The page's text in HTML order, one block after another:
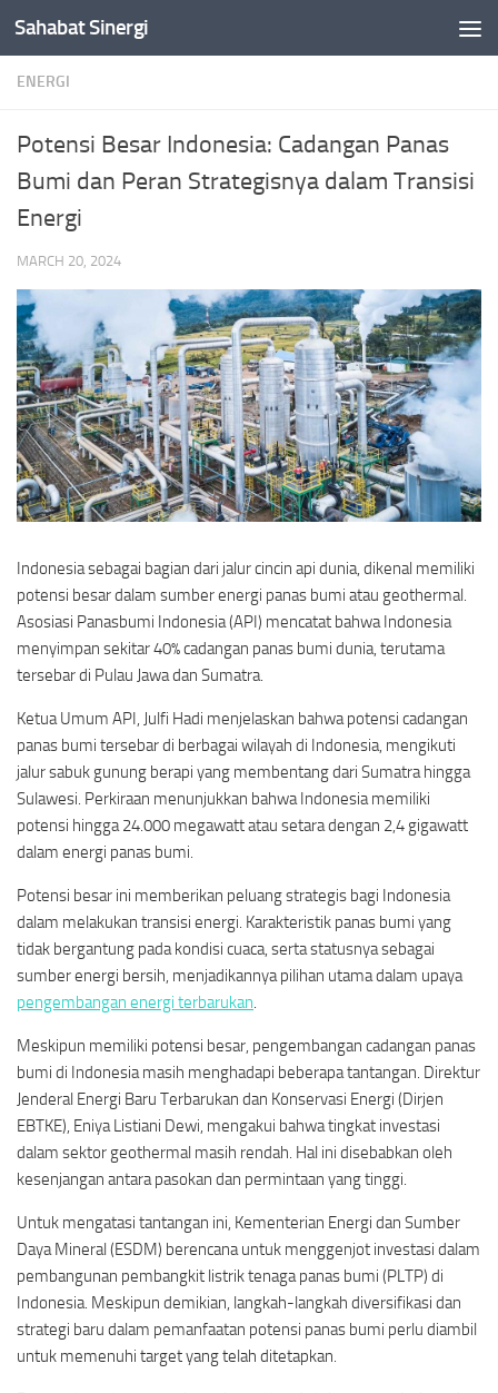
Skip to content
Sahabat Sinergi
ENERGI
Potensi Besar Indonesia: Cadangan Panas
Bumi dan Peran Strategisnya dalam Transisi
Energi
MARCH 20, 2024
Indonesia sebagai bagian dari jalur cincin api dunia, dikenal memiliki
potensi besar dalam sumber energi panas bumi atau geothermal.
Asosiasi Panasbumi Indonesia (API) mencatat bahwa Indonesia
menyimpan sekitar 40% cadangan panas bumi dunia, terutama
tersebar di Pulau Jawa dan Sumatra.
Ketua Umum API, Julfi Hadi menjelaskan bahwa potensi cadangan
panas bumi tersebar di berbagai wilayah di Indonesia, mengikuti
jalur sabuk gunung berapi yang membentang dari Sumatra hingga
Sulawesi. Perkiraan menunjukkan bahwa Indonesia memiliki
potensi hingga 24.000 megawatt atau setara dengan 2,4 gigawatt
dalam energi panas bumi.
Potensi besar ini memberikan peluang strategis bagi Indonesia
dalam melakukan transisi energi. Karakteristik panas bumi yang
tidak bergantung pada kondisi cuaca, serta statusnya sebagai
sumber energi bersih, menjadikannya pilihan utama dalam upaya
pengembangan energi terbarukan.
Meskipun memiliki potensi besar, pengembangan cadangan panas
bumi di Indonesia masih menghadapi beberapa tantangan. Direktur
Jenderal Energi Baru Terbarukan dan Konservasi Energi (Dirjen
EBTKE), Eniya Listiani Dewi, mengakui bahwa tingkat investasi
dalam sektor geothermal masih rendah. Hal ini disebabkan oleh
kesenjangan antara pasokan dan permintaan yang tinggi.
Untuk mengatasi tantangan ini, Kementerian Energi dan Sumber
Daya Mineral (ESDM) berencana untuk menggenjot investasi dalam
pembangunan pembangkit listrik tenaga panas bumi (PLTP) di
Indonesia. Meskipun demikian, langkah-langkah diversifikasi dan
strategi baru dalam pemanfaatan potensi panas bumi perlu diambil
untuk memenuhi target yang telah ditetapkan.